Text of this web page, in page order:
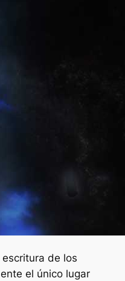
de los
el único lugar